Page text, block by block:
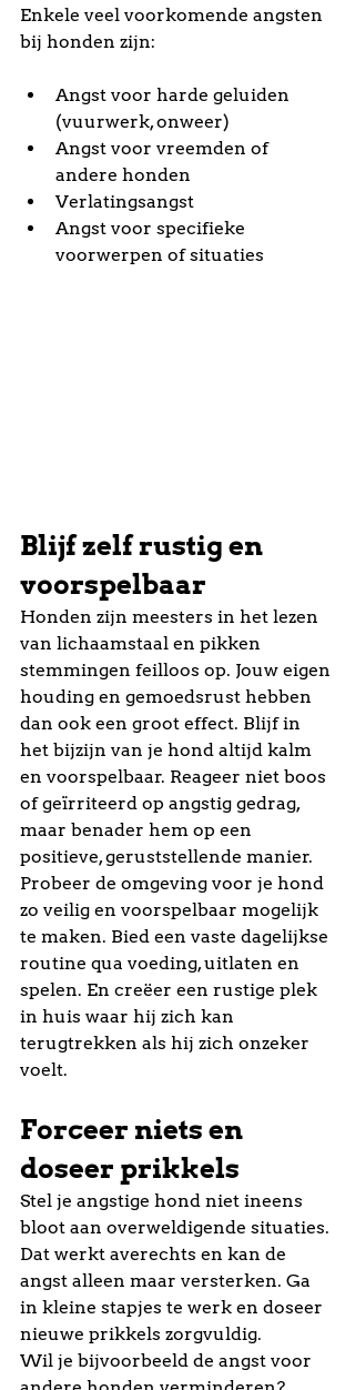
Enkele veel voorkomende angsten
bij honden zijn:
Angst voor harde geluiden
(vuurwerk, onweer)
Angst voor vreemden of
andere honden
Verlatingsangst
Angst voor specifieke
voorwerpen of situaties
Blijf zelf rustig en
voorspelbaar
Honden zijn meesters in het lezen
van lichaamstaal en pikken
stemmingen feilloos op. Jouw eigen
houding en gemoedsrust hebben
dan ook een groot effect. Blijf in
het bijzijn van je hond altijd kalm
en voorspelbaar. Reageer niet boos
of geïrriteerd op angstig gedrag,
maar benader hem op een
positieve, geruststellende manier.
Probeer de omgeving voor je hond
zo veilig en voorspelbaar mogelijk
te maken. Bied een vaste dagelijkse
routine qua voeding, uitlaten en
spelen. En creëer een rustige plek
in huis waar hij zich kan
terugtrekken als hij zich onzeker
voelt.
Forceer niets en
doseer prikkels
Stel je angstige hond niet ineens
bloot aan overweldigende situaties.
Dat werkt averechts en kan de
angst alleen maar versterken. Ga
in kleine stapjes te werk en doseer
nieuwe prikkels zorgvuldig.
Wil je bijvoorbeeld de angst voor